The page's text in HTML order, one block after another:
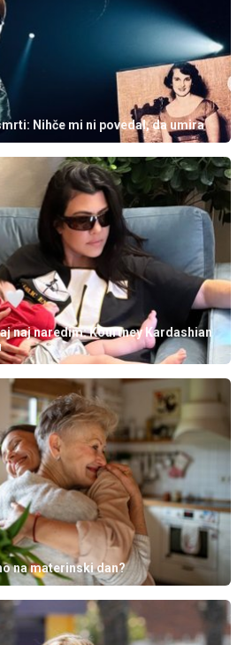
Nihče mi ni povedal, da umira
naj naredim: Kourtney Kardashian
na materinski dan?